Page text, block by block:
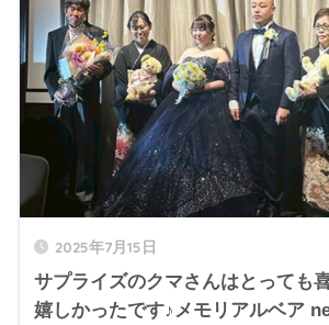
2025年7月15日
サプライズのクマさんはとっても
嬉しかったです♪メモリアルベア